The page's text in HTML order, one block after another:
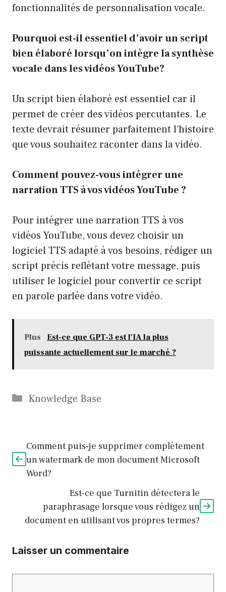
fonctionnalités de personnalisation vocale.
Pourquoi est-il essentiel d’avoir un script
bien élaboré lorsqu’on intègre la synthèse
vocale dans les vidéos YouTube?
Un script bien élaboré est essentiel car il
permet de créer des vidéos percutantes. Le
texte devrait résumer parfaitement l’histoire
que vous souhaitez raconter dans la vidéo.
Comment pouvez-vous intégrer une
narration TTS à vos vidéos YouTube ?
Pour intégrer une narration TTS à vos
vidéos YouTube, vous devez choisir un
logiciel TTS adapté à vos besoins, rédiger un
script précis reflétant votre message, puis
utiliser le logiciel pour convertir ce script
en parole parlée dans votre vidéo.
Plus
Est-ce que GPT-3 est l'IA la plus
puissante actuellement sur le marché ?
Catégories
Knowledge Base
Comment puis-je supprimer complètement
un watermark de mon document Microsoft
Word?
Est-ce que Turnitin détectera le
paraphrasage lorsque vous rédigez un
document en utilisant vos propres termes?
Laisser un commentaire